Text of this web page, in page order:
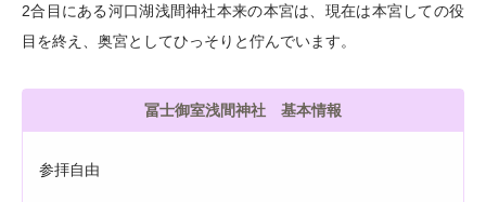
2合目にある河口湖浅間神社本来の本宮は、現在は本宮しての役
目を終え、奥宮としてひっそりと佇んでいます。
冨士御室浅間神社 基本情報
参拝自由